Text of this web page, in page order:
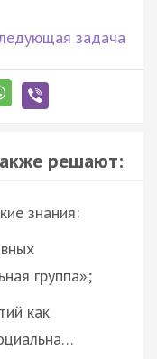
задача
решают:
знания:
группа»;
как